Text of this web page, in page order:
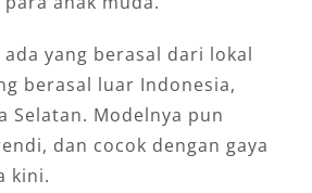
yang berasal dari lokal
berasal luar Indonesia,
Selatan. Modelnya pun
dan cocok dengan gaya
kini.